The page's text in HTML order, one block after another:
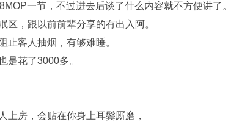
一节，不过进去后谈了什么内容就不方便讲了。
区，跟以前前辈分享的有出入阿。
止客人抽烟，有够难睡。
是花了3000多。
上房，会贴在你身上耳鬓厮磨，